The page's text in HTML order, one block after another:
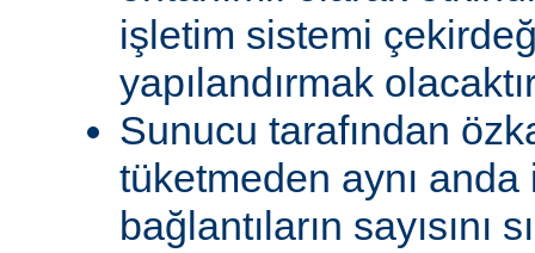
işletim sistemi
yapılandırmak
Sunucu tarafından
tüketmeden aynı
bağlantıların sayısını